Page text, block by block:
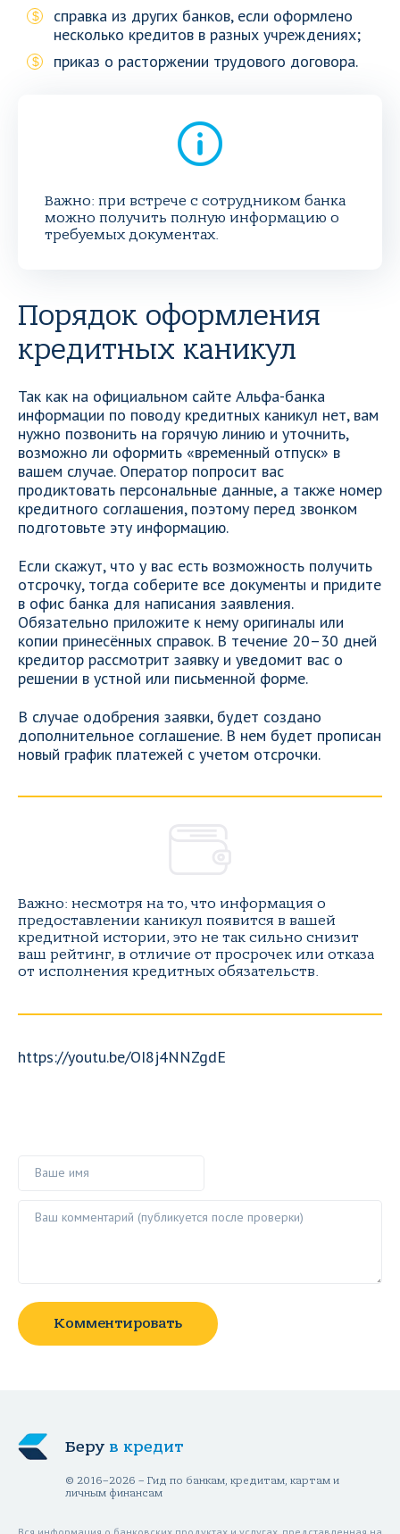
справка из других банков, если оформлено
несколько кредитов в разных учреждениях;
приказ о расторжении трудового договора.
Важно: при встрече с сотрудником банка
можно получить полную информацию о
требуемых документах.
Порядок оформления
кредитных каникул
Так как на официальном сайте Альфа-банка
информации по поводу кредитных каникул нет, вам
нужно позвонить на горячую линию и уточнить,
возможно ли оформить «временный отпуск» в
вашем случае. Оператор попросит вас
продиктовать персональные данные, а также номер
кредитного соглашения, поэтому перед звонком
подготовьте эту информацию.
Если скажут, что у вас есть возможность получить
отсрочку, тогда соберите все документы и придите
в офис банка для написания заявления.
Обязательно приложите к нему оригиналы или
копии принесённых справок. В течение 20–30 дней
кредитор рассмотрит заявку и уведомит вас о
решении в устной или письменной форме.
В случае одобрения заявки, будет создано
дополнительное соглашение. В нем будет прописан
новый график платежей с учетом отсрочки.
Важно: несмотря на то, что информация о
предоставлении каникул появится в вашей
кредитной истории, это не так сильно снизит
ваш рейтинг, в отличие от просрочек или отказа
от исполнения кредитных обязательств.
https://youtu.be/OI8j4NNZgdE
Комментировать
Беру в кредит
© 2016–2026 – Гид по банкам, кредитам, картам и
личным финансам